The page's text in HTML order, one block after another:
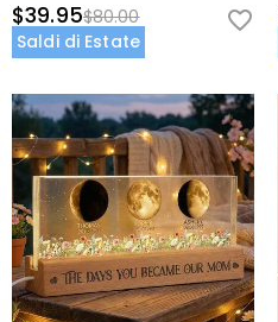
$39.95$80.00
Saldi di Estate